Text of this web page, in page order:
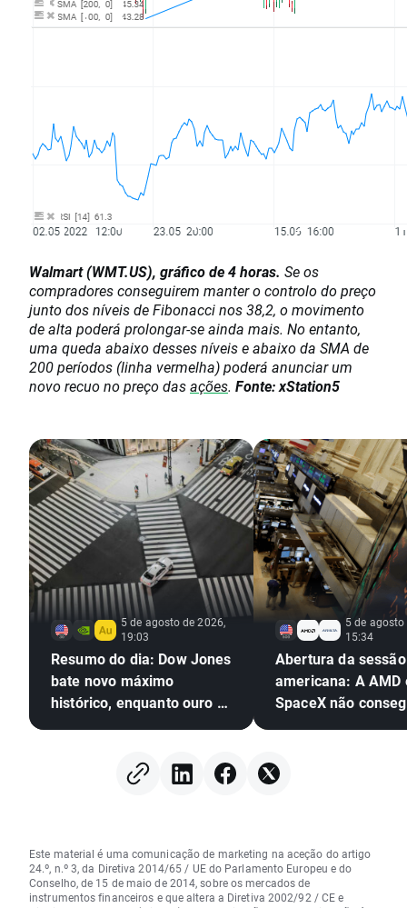
Walmart (WMT.US), gráfico de 4 horas. Se os
compradores conseguirem manter o controlo do preço
junto dos níveis de Fibonacci nos 38,2, o movimento
de alta poderá prolongar-se ainda mais. No entanto,
uma queda abaixo desses níveis e abaixo da SMA de
200 períodos (linha vermelha) poderá anunciar um
novo recuo no preço dasações. Fonte: xStation5
5 de agosto de 2026,
19:03
Resumo do dia: Dow Jones
bate novo máximo
histórico, enquanto ouro e
5 de agosto
15:34
Abertura da sessão
americana: A AMD
SpaceX não
continua a
Este material é uma comunicação de marketing na aceção do artigo
24.º, n.º 3, da Diretiva 2014/65 / UE do Parlamento Europeu e do
Conselho, de 15 de maio de 2014, sobre os mercados de
instrumentos financeiros e que altera a Diretiva 2002/92 / CE e